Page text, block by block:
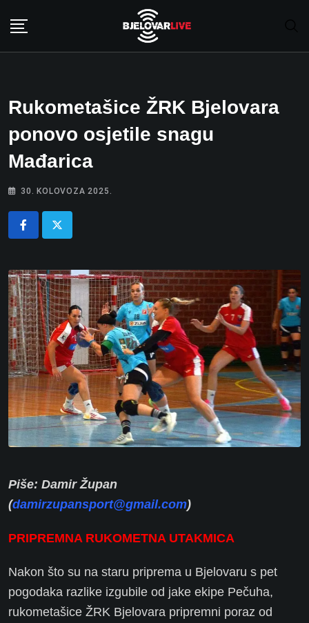
Rukometašice ŽRK Bjelovara
ponovo osjetile snagu
Mađarica
30. KOLOVOZA 2025.
Piše: Damir Župan
(damirzupansport@gmail.com)
PRIPREMNA RUKOMETNA UTAKMICA
Nakon što su na staru priprema u Bjelovaru s pet
pogodaka razlike izgubile od jake ekipe Pečuha,
rukometašice ŽRK Bjelovara pripremni poraz od